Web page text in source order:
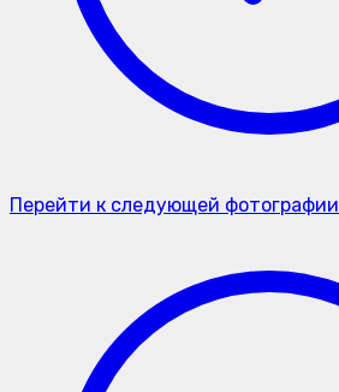
Перейти к следующей фотографии